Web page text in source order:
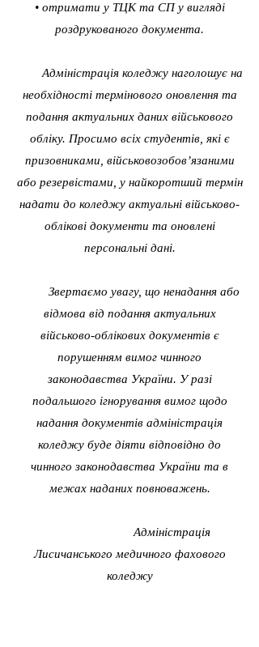
• отримати у ТЦК та СП у вигляді
роздрукованого документа.
Адміністрація коледжу наголошує на
необхідності термінового оновлення та
подання актуальних даних військового
обліку. Просимо всіх студентів, які є
призовниками, військовозобов’язаними
або резервістами, у найкоротший термін
надати до коледжу актуальні військово-
облікові документи та оновлені
персональні дані.
Звертаємо увагу, що ненадання або
відмова від подання актуальних
військово-облікових документів є
порушенням вимог чинного
законодавства України. У разі
подальшого ігнорування вимог щодо
надання документів адміністрація
коледжу буде діяти відповідно до
чинного законодавства України та в
межах наданих повноважень.
Адміністрація
Лисичанського медичного фахового
коледжу